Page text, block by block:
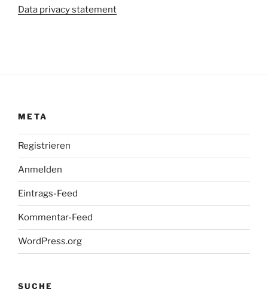
Data privacy statement
META
Registrieren
Anmelden
Eintrags-Feed
Kommentar-Feed
WordPress.org
SUCHE